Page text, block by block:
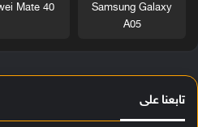
Samsung Galaxy
A05
Mate 40
تابعنا على